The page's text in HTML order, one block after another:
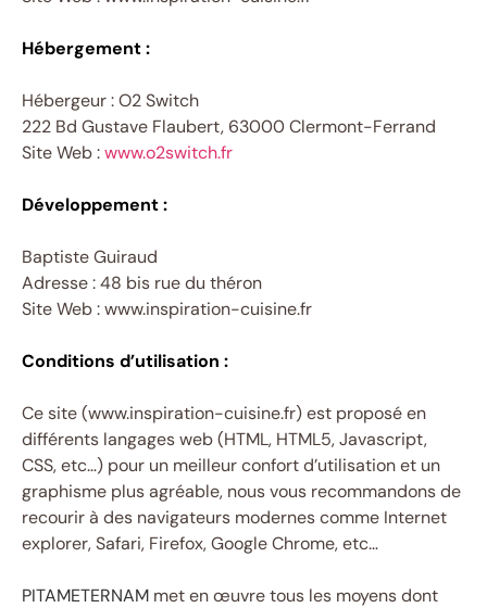
Hébergement :
Hébergeur : O2 Switch
222 Bd Gustave Flaubert, 63000 Clermont-Ferrand
Site Web :www.o2switch.fr
Développement:
Baptiste Guiraud
Adresse : 48 bis rue du théron
Site Web : www.inspiration-cuisine.fr
Conditions d’utilisation :
Ce site (www.inspiration-cuisine.fr) est proposé en
différents langages web (HTML, HTML5, Javascript,
CSS, etc…) pour un meilleur confort d’utilisation et un
graphisme plus agréable, nous vous recommandons de
recourir à des navigateurs modernes comme Internet
explorer, Safari, Firefox, Google Chrome, etc…
PITAMETERNAM met en œuvre tous les moyens dont